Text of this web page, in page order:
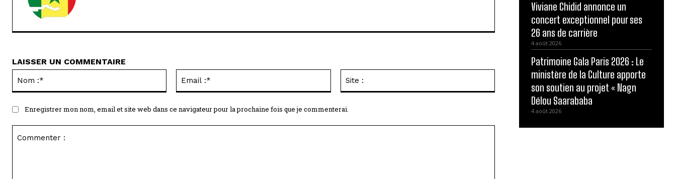
LAISSER UN COMMENTAIRE
Enregistrer mon nom, email et site web dans ce navigateur pour la prochaine fois que je commenterai.
Viviane Chidid annonce un
concert exceptionnel pour ses
26 ans de carrière
4 août 2026
Patrimoine Gala Paris 2026 : Le
ministère de la Culture apporte
son soutien au projet « Nagn
Délou Saarababa
4 août 2026